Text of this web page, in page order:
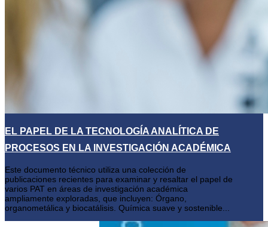
EL PAPEL DE LA TECNOLOGÍA ANALÍTICA DE
PROCESOS EN LA INVESTIGACIÓN ACADÉMICA
Este documento técnico utiliza una colección de
publicaciones recientes para examinar y resaltar el papel de
varios PAT en áreas de investigación académica
ampliamente exploradas, que incluyen: Órgano,
organometálica y biocatálisis. Química suave y sostenible...